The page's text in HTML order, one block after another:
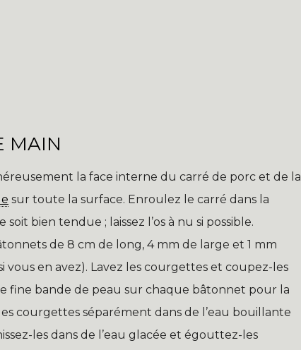
MAIN
la face interne du carré de porc et de la
sur toute la surface. Enroulez le carré dans la
bien tendue ; laissez l’os à nu si possible.
de 8 cm de long, 4 mm de large et 1 mm
vous en avez). Lavez les courgettes et coupez-les
fine bande de peau sur chaque bâtonnet pour la
courgettes séparément dans de l’eau bouillante
les dans de l’eau glacée et égouttez-les